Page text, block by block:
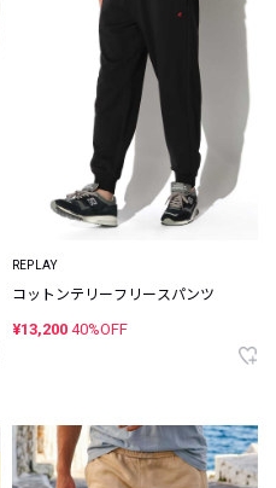
REPLAY
コットンテリーフリースパンツ
¥13,200 40%OFF